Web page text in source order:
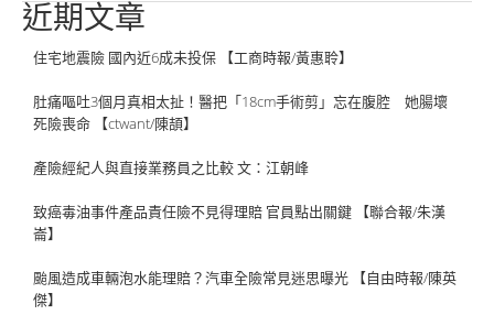
近期文章
住宅地震險 國內近6成未投保 【工商時報/黃惠聆】
肚痛嘔吐3個月真相太扯！醫把「18cm手術剪」忘在腹腔 她腸壞
死險喪命 【ctwant/陳頡】
產險經紀人與直接業務員之比較 文：江朝峰
致癌毒油事件產品責任險不見得理賠 官員點出關鍵 【聯合報/朱漢
崙】
颱風造成車輛泡水能理賠？汽車全險常見迷思曝光 【自由時報/陳英
傑】